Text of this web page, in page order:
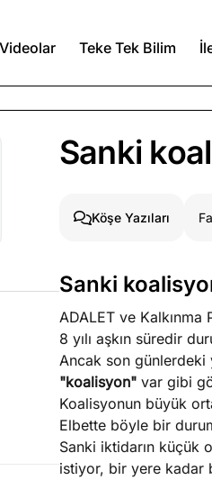
Videolar Teke Tek Bilim
Ağustos 4, 2026
bilmek
Köşe
Sanki
Köşe Yazıları
Sanki
ADALET ve
8 yılı aşkın süredir
Ancak son günlerdeki
"koalisyon" var gibi
Koalisyonun büyük
Elbette böyle bir
Sanki iktidarın küçük
istiyor, bir yere kadar